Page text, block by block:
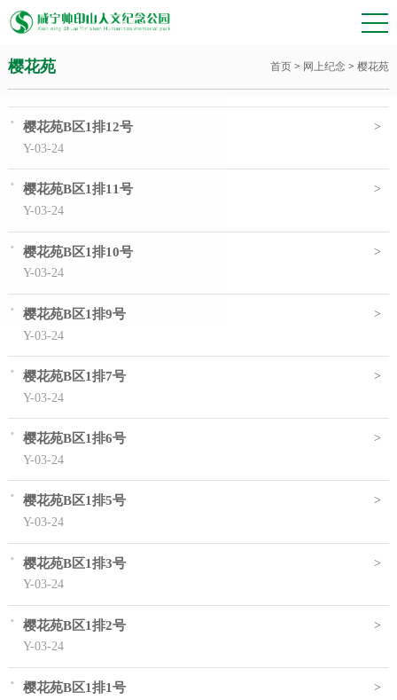
樱花苑 首页 > 网上纪念 >樱花苑
·
樱花苑B区1排12号
Y-03-24
>
·
樱花苑B区1排11号
Y-03-24
>
·
樱花苑B区1排10号
Y-03-24
>
·
樱花苑B区1排9号
Y-03-24
>
·
樱花苑B区1排7号
Y-03-24
>
·
樱花苑B区1排6号
Y-03-24
>
·
樱花苑B区1排5号
Y-03-24
>
·
樱花苑B区1排3号
Y-03-24
>
·
樱花苑B区1排2号
Y-03-24
>
·
樱花苑B区1排1号
>